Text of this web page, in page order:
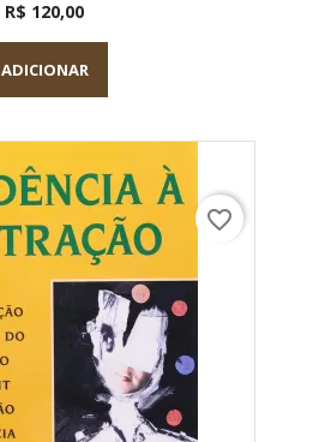
R$ 120,00
ADICIONAR
favorite_border